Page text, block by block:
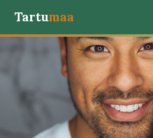
Tartumaa